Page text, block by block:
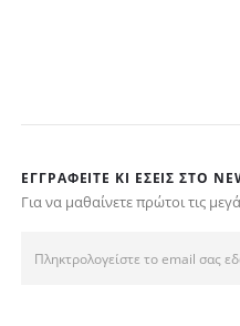
ΕΓΓΡΑΦΕΊΤΕ ΚΙ ΕΣΕΊΣ ΣΤΟ
Για να μαθαίνετε πρώτοι τις